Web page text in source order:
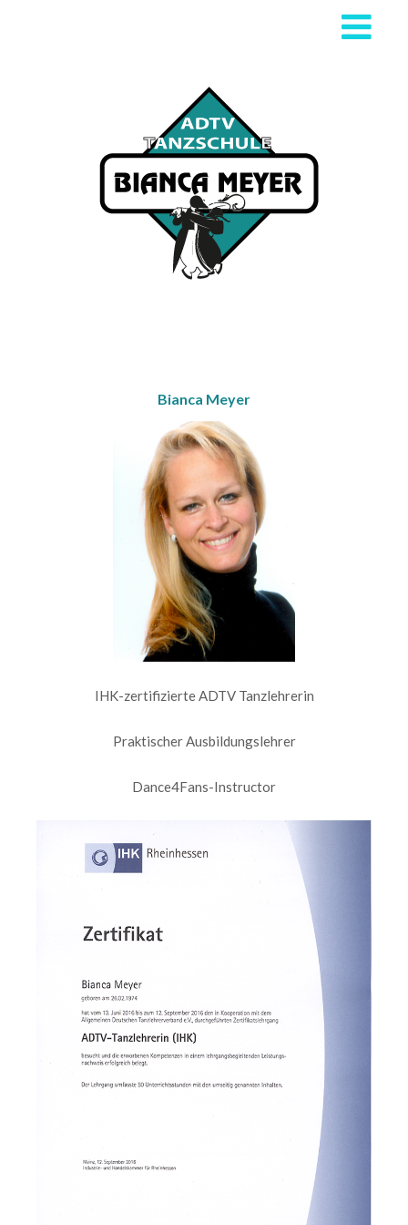
Bianca Meyer
IHK-zertifizierte ADTV Tanzlehrerin
Praktischer Ausbildungslehrer
Dance4Fans-Instructor